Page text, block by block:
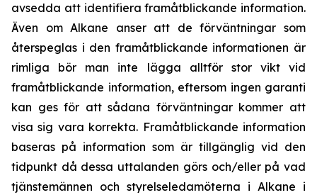
avsedda att identifiera framåtblickande information.
Även om Alkane anser att de förväntningar som
återspeglas i den framåtblickande informationen är
rimliga bör man inte lägga alltför stor vikt vid
framåtblickande information, eftersom ingen garanti
kan ges för att sådana förväntningar kommer att
visa sig vara korrekta. Framåtblickande information
baseras på information som är tillgänglig vid den
tidpunkt då dessa uttalanden görs och/eller på vad
tjänstemännen och styrelseledamöterna i Alkane i